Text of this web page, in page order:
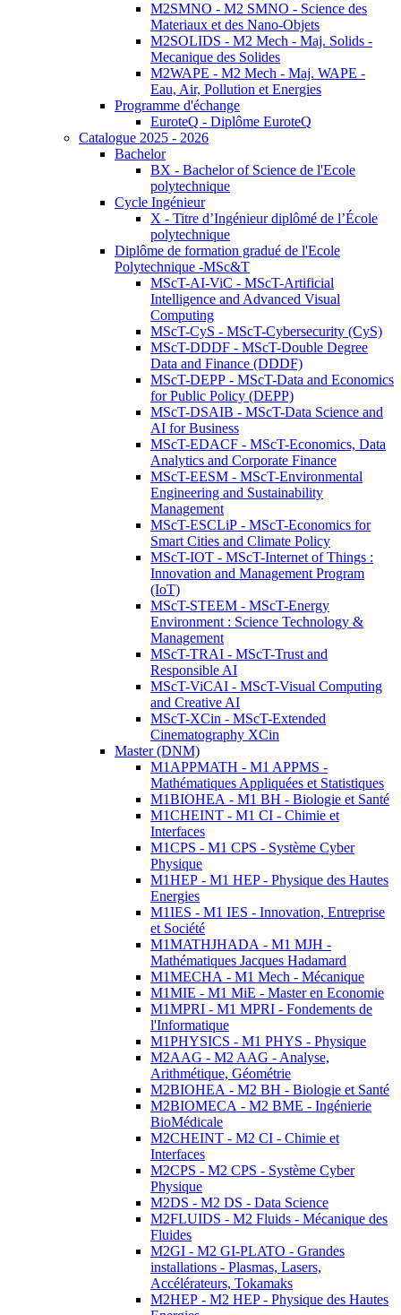
M2SMNO - M2 SMNO - Science des
Materiaux et des Nano-Objets
M2SOLIDS - M2 Mech - Maj. Solids -
Mecanique des Solides
M2WAPE - M2 Mech - Maj. WAPE -
Eau, Air, Pollution et Energies
Programme d'échange
EuroteQ - Diplôme EuroteQ
Catalogue 2025 - 2026
Bachelor
BX - Bachelor of Science de l'Ecole
polytechnique
Cycle Ingénieur
X - Titre d’Ingénieur diplômé de l’École
polytechnique
Diplôme de formation gradué de l'Ecole
Polytechnique -MSc&T
MScT-AI-ViC - MScT-Artificial
Intelligence and Advanced Visual
Computing
MScT-CyS - MScT-Cybersecurity (CyS)
MScT-DDDF - MScT-Double Degree
Data and Finance (DDDF)
MScT-DEPP - MScT-Data and Economics
for Public Policy (DEPP)
MScT-DSAIB - MScT-Data Science and
AI for Business
MScT-EDACF - MScT-Economics, Data
Analytics and Corporate Finance
MScT-EESM - MScT-Environmental
Engineering and Sustainability
Management
MScT-ESCLiP - MScT-Economics for
Smart Cities and Climate Policy
MScT-IOT - MScT-Internet of Things :
Innovation and Management Program
(IoT)
MScT-STEEM - MScT-Energy
Environment : Science Technology &
Management
MScT-TRAI - MScT-Trust and
Responsible AI
MScT-ViCAI - MScT-Visual Computing
and Creative AI
MScT-XCin - MScT-Extended
Cinematography XCin
Master (DNM)
M1APPMATH - M1 APPMS -
Mathématiques Appliquées et Statistiques
M1BIOHEA - M1 BH - Biologie et Santé
M1CHEINT - M1 CI - Chimie et
Interfaces
M1CPS - M1 CPS - Système Cyber
Physique
M1HEP - M1 HEP - Physique des Hautes
Energies
M1IES - M1 IES - Innovation, Entreprise
et Société
M1MATHJHADA - M1 MJH -
Mathématiques Jacques Hadamard
M1MECHA - M1 Mech - Mécanique
M1MIE - M1 MiE - Master en Economie
M1MPRI - M1 MPRI - Fondements de
l'Informatique
M1PHYSICS - M1 PHYS - Physique
M2AAG - M2 AAG - Analyse,
Arithmétique, Géométrie
M2BIOHEA - M2 BH - Biologie et Santé
M2BIOMECA - M2 BME - Ingénierie
BioMédicale
M2CHEINT - M2 CI - Chimie et
Interfaces
M2CPS - M2 CPS - Système Cyber
Physique
M2DS - M2 DS - Data Science
M2FLUIDS - M2 Fluids - Mécanique des
Fluides
M2GI - M2 GI-PLATO - Grandes
installations - Plasmas, Lasers,
Accélérateurs, Tokamaks
M2HEP - M2 HEP - Physique des Hautes